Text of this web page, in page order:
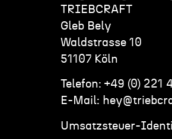
TRIEBCRAFT
Gleb Bely
Waldstrasse 10
51107 Köln
Telefon: +49 (0) 221
E-Mail:
Umsatzsteuer-